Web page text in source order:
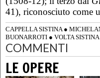
41), riconosciuto come
CAPPELLA SISTINA●
BUONARROTI ● VOLTA SISTINA
COMMENTI
LE OPERE